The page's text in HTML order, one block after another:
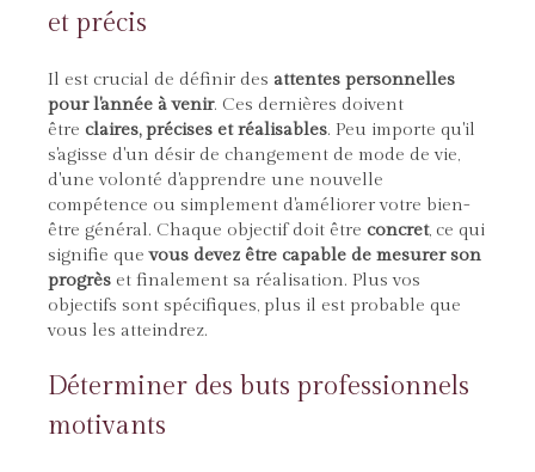
et précis
Il est crucial de définir des attentes personnelles
pour l'année à venir. Ces dernières doivent
être claires, précises et réalisables. Peu importe qu'il
s'agisse d'un désir de changement de mode de vie,
d'une volonté d'apprendre une nouvelle
compétence ou simplement d'améliorer votre bien-
être général. Chaque objectif doit être concret, ce qui
signifie que vous devez être capable de mesurer son
progrès et finalement sa réalisation. Plus vos
objectifs sont spécifiques, plus il est probable que
vous les atteindrez.
Déterminer des buts professionnels
motivants